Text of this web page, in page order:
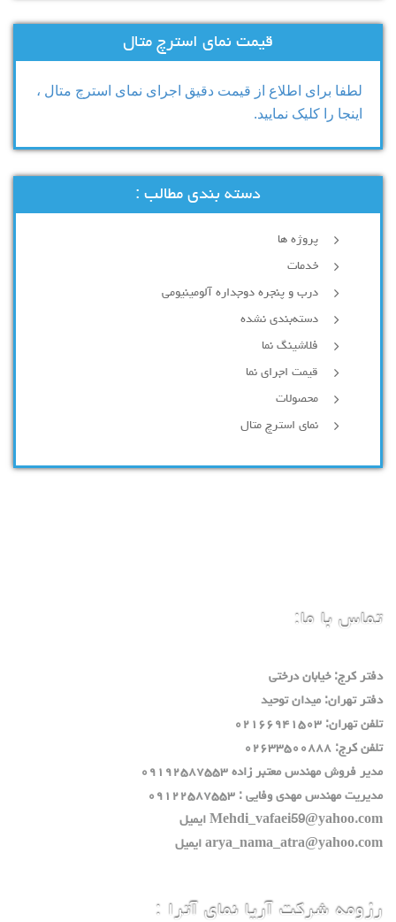
قیمت نمای استرچ متال
لطفا برای اطلاع از قیمت دقیق اجرای نمای استرچ متال ،
اینجا را کلیک نمایید.
دسته بندی مطالب :
پروژه ها
خدمات
درب و پنجره دوجداره آلومینیومی
دسته‌بندی نشده
فلاشینگ نما
قیمت اجرای نما
محصولات
نمای استرچ متال
تماس با ما:
دفتر كرج: خيابان درختي
دفتر تهران: ميدان توحيد
تلفن تهران: ٠٢١٦٦٩٤١٥٠٣
تلفن كرج: ٠٢٦٣٣٥٠٠٨٨٨
مدير فروش مهندس معتبر زاده ٠٩١٩٢٥٨٧٥٥٣
مديريت مهندس مهدي وفايي : ٠٩١٢٢٥٨٧٥٥٣
Mehdi_vafaei59@yahoo.com ايميل
arya_nama_atra@yahoo.com ايميل
رزومه شرکت آریا نمای آترا :